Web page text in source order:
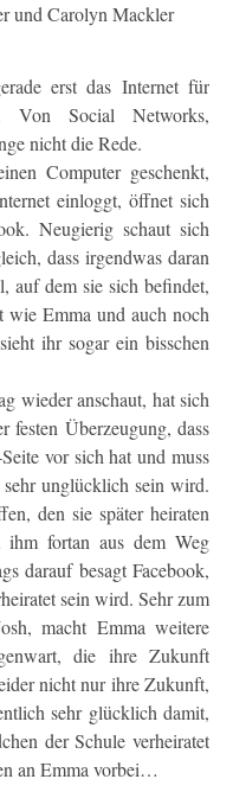
und Carolyn Mackler
erst das Internet für
Social Networks,
nicht die Rede.
Computer geschenkt,
einloggt, öffnet sich
Neugierig schaut sich
dass irgendwas daran
auf dem sie sich befindet,
wie Emma und auch noch
ihr sogar ein bisschen
wieder anschaut, hat sich
festen Überzeugung, dass
vor sich hat und muss
sehr unglücklich sein wird.
den sie später heiraten
fortan aus dem Weg
darauf besagt Facebook,
sein wird. Sehr zum
macht Emma weitere
die ihre Zukunft
nicht nur ihre Zukunft,
sehr glücklich damit,
der Schule verheiratet
an Emma vorbei…